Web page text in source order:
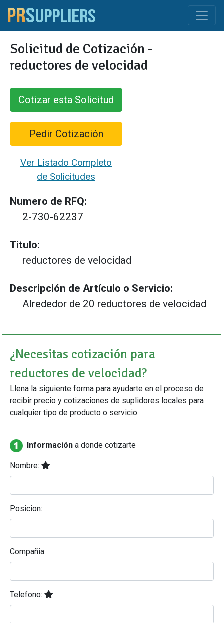
Solicitud de Cotización -
reductores de velocidad
Cotizar esta Solicitud
Pedir Cotización
Ver Listado Completo
de Solicitudes
Numero de RFQ:
2-730-62237
Titulo:
reductores de velocidad
Descripción de Artículo o Servicio:
Alrededor de 20 reductores de velocidad
¿Necesitas cotización para
reductores de velocidad?
Llena la siguiente forma para ayudarte en el proceso de
recibir precio y cotizaciones de suplidores locales para
cualquier tipo de producto o servicio.
Información a donde cotizarte
Nombre:
Posicion:
Compañia:
Telefono: